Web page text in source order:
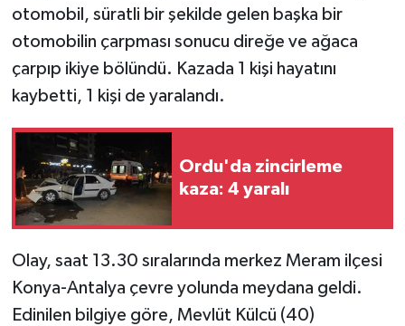
otomobil, süratli bir şekilde gelen başka bir
otomobilin çarpması sonucu direğe ve ağaca
çarpıp ikiye bölündü. Kazada 1 kişi hayatını
kaybetti, 1 kişi de yaralandı.
Ordu'da zincirleme
kaza: 4 yaralı
Olay, saat 13.30 sıralarında merkez Meram ilçesi
Konya-Antalya çevre yolunda meydana geldi.
Edinilen bilgiye göre, Mevlüt Külcü (40)